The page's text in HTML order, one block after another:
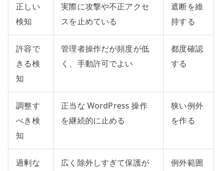
正しい
検知
実際に攻撃や不正アクセ
スを止めている
遮断を維
持する
許容で
きる検
知
管理者操作だが頻度が低
く、手動許可でよい
都度確認
する
調整す
べき検
知
正当な WordPress 操作
を継続的に止める
狭い例外
を作る
過剰な
広く除外しすぎて保護が
例外範囲